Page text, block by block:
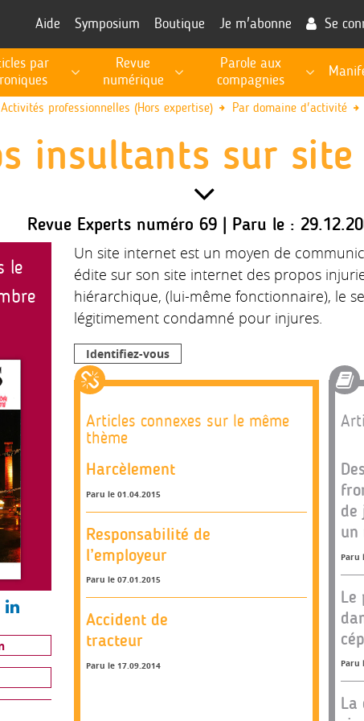
Aide Symposium Boutique Je m'abonne Se
par
Revue
numérique
Parole aux
compagnies
Activités professionnelles (Hors expertise) Par domaine d'activité
insultants sur
Revue Experts numéro 69 | Paru le :
le
Un site internet est un moyen de
édite sur son site internet des propos
hiérarchique, (lui-même fonctionnaire), le
légitimement condamné pour injures.
Identifiez-vous
Articles connexes sur le même
thème
Harcèlement
Paru le 01.04.2015
Responsabilité de
l’employeur
Paru le 07.01.2015
Accident de
tracteur
Paru le 17.09.2014
de
un
Paru
Le
Paru
La